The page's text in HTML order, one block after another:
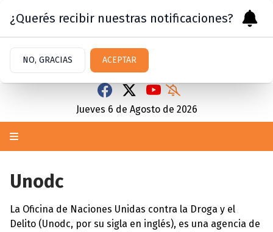
Jueves 6 de Agosto de 2026
Unodc
La Oficina de Naciones Unidas contra la Droga y el
Delito (Unodc, por su sigla en inglés), es una agencia de
¿Querés recibir nuestras notificaciones?
NO, GRACIAS ACEPTAR